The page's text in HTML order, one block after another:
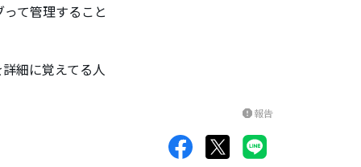
て管理すること
細に覚えてる人
report報告